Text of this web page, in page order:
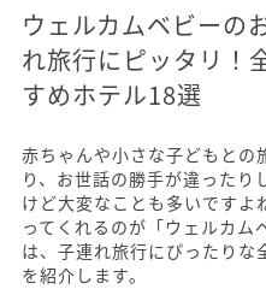
ウェルカムベビーの
れ旅行にピッタリ！
すめホテル18選
赤ちゃんや小さな子どもとの
り、お世話の勝手が違ったり
けど大変なことも多いですよ
ってくれるのが「ウェルカム
は、子連れ旅行にぴったりな
を紹介します。